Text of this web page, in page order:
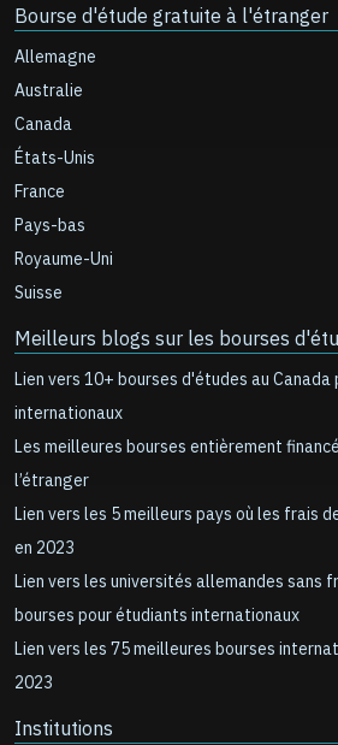
Bourse d'étude gratuite à l'étranger
Allemagne
Australie
Canada
États-Unis
France
Pays-bas
Royaume-Uni
Suisse
Meilleurs blogs sur les bourses
Lien vers 10+ bourses d'études au
internationaux
Les meilleures bourses entièrement
l’étranger
Lien vers les 5 meilleurs pays où les frais
en 2023
Lien vers les universités allemandes sans
bourses pour étudiants internationaux
Lien vers les 75 meilleures bourses
2023
Institutions